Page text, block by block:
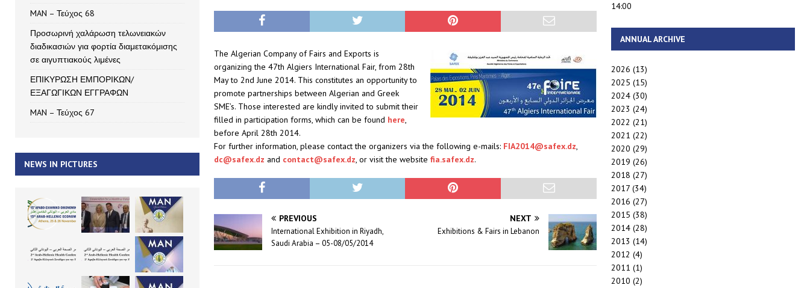
The Algerian Company of Fairs and Exports is
organizing the 47th Algiers International Fair, from 28th
May to 2nd June 2014. This constitutes an opportunity to
promote partnerships between Algerian and Greek
SME’s. Those interested are kindly invited to submit their
filled in participation forms, which can be found here,
before April 28th 2014.
For further information, please contact the organizers via the following e-mails: FIA2014@safex.dz,
dc@safex.dz and contact@safex.dz, or visit the website fia.safex.dz.
PREVIOUS
International Exhibition in Riyadh,
Saudi Arabia – 05-08/05/2014
NEXT
Exhibitions & Fairs in Lebanon
MAN – Τεύχος 68
Προσωρινή χαλάρωση τελωνειακών
διαδικασιών για φορτία διαμετακόμισης
σε αιγυπτιακούς λιμένες
ΕΠΙΚΥΡΩΣΗ ΕΜΠΟΡΙΚΩΝ/
ΕΞΑΓΩΓΙΚΩΝ ΕΓΓΡΑΦΩΝ
MAN – Τεύχος 67
NEWS IN PICTURES
14:00
ANNUAL ARCHIVE
2026 (13)
2025 (15)
2024(30)
2023 (24)
2022 (21)
2021 (22)
2020 (29)
2019 (26)
2018 (27)
2017(34)
2016 (27)
2015 (38)
2014(28)
2013 (14)
2012 (4)
2011 (1)
2010 (2)